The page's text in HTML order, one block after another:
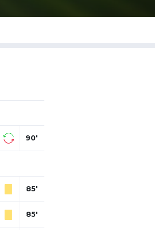
90'
85'
85'